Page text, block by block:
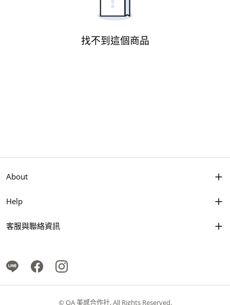
找不到這個商品
About
Help
客服與聯絡資訊
© QA 美感合作社, All Rights Reserved.